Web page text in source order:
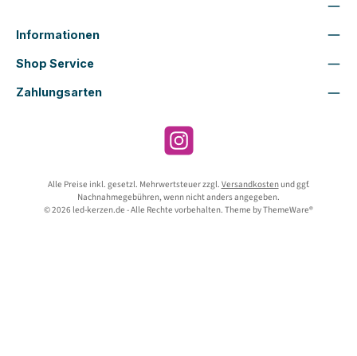
Informationen
Shop Service
Zahlungsarten
Instagram
Alle Preise inkl. gesetzl. Mehrwertsteuer zzgl. Versandkostenund ggf.
Nachnahmegebühren, wenn nicht anders angegeben.
© 2026 led-kerzen.de - Alle Rechte vorbehalten. Theme byThemeWare®